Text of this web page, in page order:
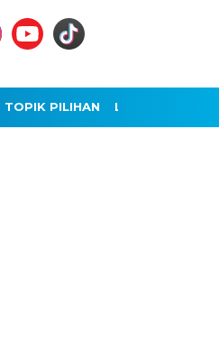
TOPIK PILIHAN LAINNYA